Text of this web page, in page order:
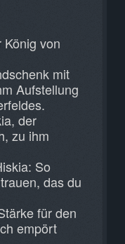
von
mit
Aufstellung
der
zu ihm
So
das du
für den
empört